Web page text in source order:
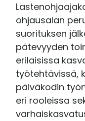
ohjausalan
suorituksen
pätevyyden
erilaisissa
työtehtävissä,
päiväkodin
eri rooleissa